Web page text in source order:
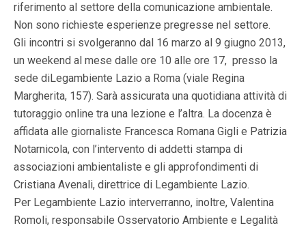
riferimento al settore della comunicazione ambientale.
Non sono richieste esperienze pregresse nel settore.
Gli incontri si svolgeranno dal 16 marzo al 9 giugno 2013,
un weekend al mese dalle ore 10 alle ore 17, presso la
sede diLegambiente Lazio a Roma (viale Regina
Margherita, 157). Sarà assicurata una quotidiana attività di
tutoraggio online tra una lezione e l’altra. La docenza è
affidata alle giornaliste Francesca Romana Gigli e Patrizia
Notarnicola, con l’intervento di addetti stampa di
associazioni ambientaliste e gli approfondimenti di
Cristiana Avenali, direttrice di Legambiente Lazio.
Per Legambiente Lazio interverranno, inoltre, Valentina
Romoli, responsabile Osservatorio Ambiente e Legalità